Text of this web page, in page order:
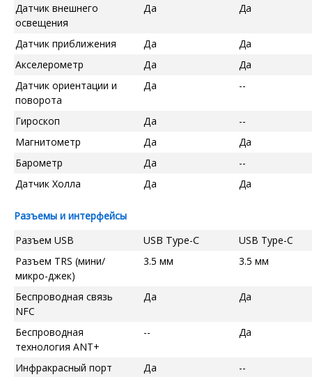
Датчик внешнего
освещения
Да Да
Датчик приближения Да
Да
Акселерометр
Да
Да
Датчик ориентации и
поворота
Да --
Гироскоп Да
--
Магнитометр
Да
Да
Барометр
Да
--
Датчик Холла
Да Да
Разъемы и интерфейсы
Разъем USB
USB Type-C
USB Type-C
Разъем TRS (мини/
микро-джек)
3.5 мм 3.5 мм
Беспроводная связь
NFC
Да Да
Беспроводная
технология ANT+
-- Да
Инфракрасный порт
Да --